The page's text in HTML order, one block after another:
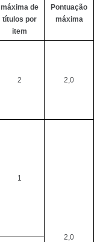
máxima de
títulos por
item
Pontuação
máxima
2 2,0
1
2,0